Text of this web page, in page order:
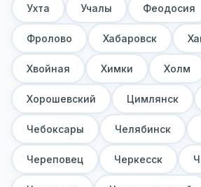
Ухта Учалы Феодосия
Фролово Хабаровск
Хвойная Химки Холм
Хорошевский Цимлянск
Чебоксары Челябинск
Череповец Черкесск